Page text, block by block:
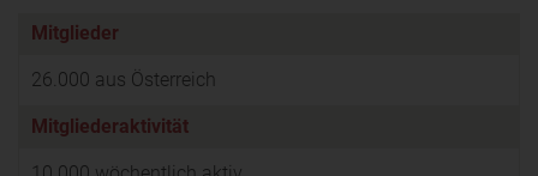
Mitglieder
26.000 aus Österreich
Mitgliederaktivität